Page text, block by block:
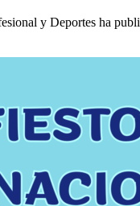
y Deportes ha